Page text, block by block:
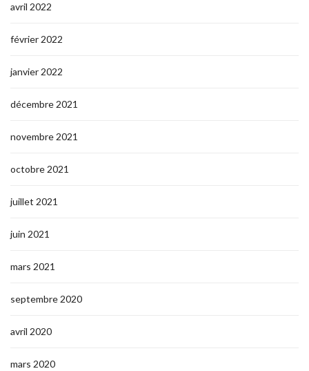
avril 2022
février 2022
janvier 2022
décembre 2021
novembre 2021
octobre 2021
juillet 2021
juin 2021
mars 2021
septembre 2020
avril 2020
mars 2020